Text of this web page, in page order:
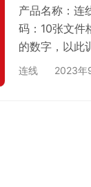
产品名称：连
码：10张文件
的数字，以此
连线 2023年